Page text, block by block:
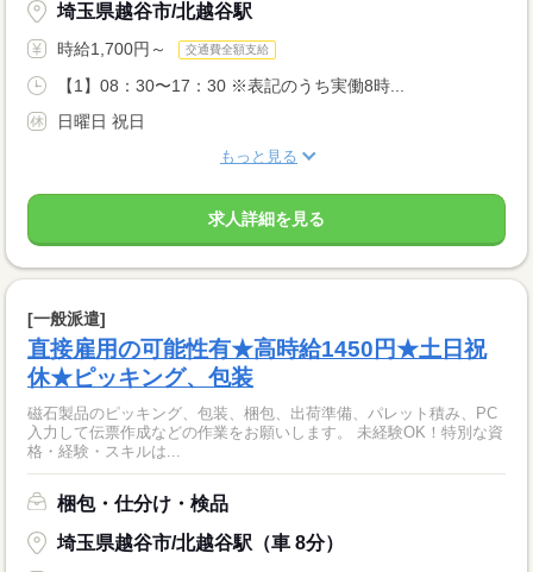
埼玉県越谷市/北越谷駅
時給1,700円～ 交通費全額支給
【1】08：30〜17：30 ※表記のうち実働8時...
日曜日 祝日
もっと見る
求人詳細を見る
[一般派遣]
直接雇用の可能性有★高時給1450円★土日祝
休★ピッキング、包装
磁石製品のピッキング、包装、梱包、出荷準備、パレット積み、PC
入力して伝票作成などの作業をお願いします。 未経験OK！特別な資
格・経験・スキルは...
梱包・仕分け・検品
埼玉県越谷市/北越谷駅（車 8分）